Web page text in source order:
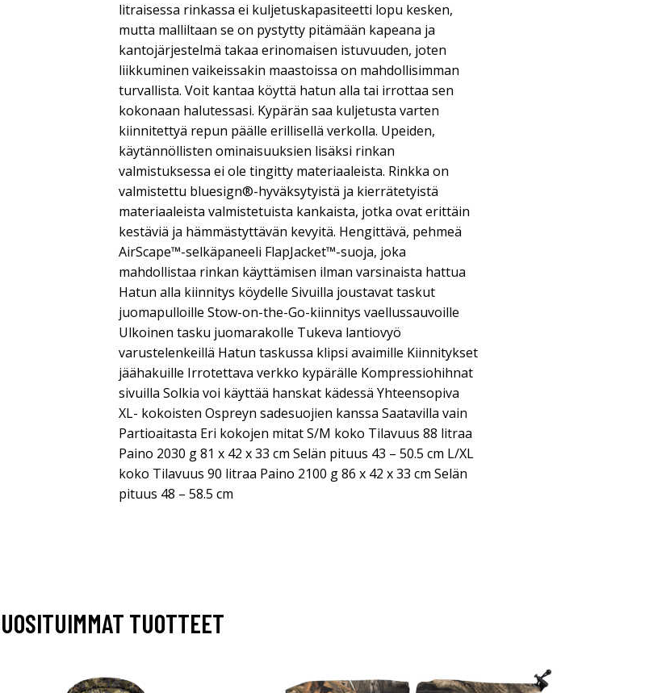
litraisessa rinkassa ei kuljetuskapasiteetti lopu kesken,
mutta malliltaan se on pystytty pitämään kapeana ja
kantojärjestelmä takaa erinomaisen istuvuuden, joten
liikkuminen vaikeissakin maastoissa on mahdollisimman
turvallista. Voit kantaa köyttä hatun alla tai irrottaa sen
kokonaan halutessasi. Kypärän saa kuljetusta varten
kiinnitettyä repun päälle erillisellä verkolla. Upeiden,
käytännöllisten ominaisuuksien lisäksi rinkan
valmistuksessa ei ole tingitty materiaaleista. Rinkka on
valmistettu bluesign®-hyväksytyistä ja kierrätetyistä
materiaaleista valmistetuista kankaista, jotka ovat erittäin
kestäviä ja hämmästyttävän kevyitä. Hengittävä, pehmeä
AirScape™-selkäpaneeli FlapJacket™-suoja, joka
mahdollistaa rinkan käyttämisen ilman varsinaista hattua
Hatun alla kiinnitys köydelle Sivuilla joustavat taskut
juomapulloille Stow-on-the-Go-kiinnitys vaellussauvoille
Ulkoinen tasku juomarakolle Tukeva lantiovyö
varustelenkeillä Hatun taskussa klipsi avaimille Kiinnitykset
jäähakuille Irrotettava verkko kypärälle Kompressiohihnat
sivuilla Solkia voi käyttää hanskat kädessä Yhteensopiva
XL- kokoisten Ospreyn sadesuojien kanssa Saatavilla vain
Partioaitasta Eri kokojen mitat S/M koko Tilavuus 88 litraa
Paino 2030 g 81 x 42 x 33 cm Selän pituus 43 – 50.5 cm L/XL
koko Tilavuus 90 litraa Paino 2100 g 86 x 42 x 33 cm Selän
pituus 48 – 58.5 cm
TUOTTEET